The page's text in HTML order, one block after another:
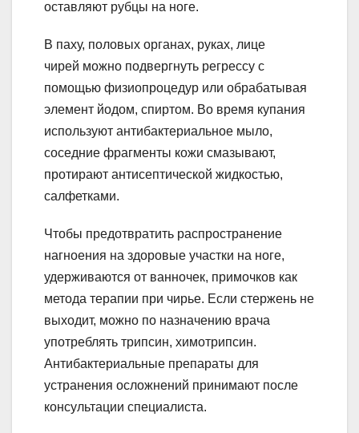
оставляют рубцы на ноге.
В паху, половых органах, руках, лице
чирей можно подвергнуть регрессу с
помощью физиопроцедур или обрабатывая
элемент йодом, спиртом. Во время купания
используют антибактериальное мыло,
соседние фрагменты кожи смазывают,
протирают антисептической жидкостью,
салфетками.
Чтобы предотвратить распространение
нагноения на здоровые участки на ноге,
удерживаются от ванночек, примочков как
метода терапии при чирье. Если стержень не
выходит, можно по назначению врача
употреблять трипсин, химотрипсин.
Антибактериальные препараты для
устранения осложнений принимают после
консультации специалиста.